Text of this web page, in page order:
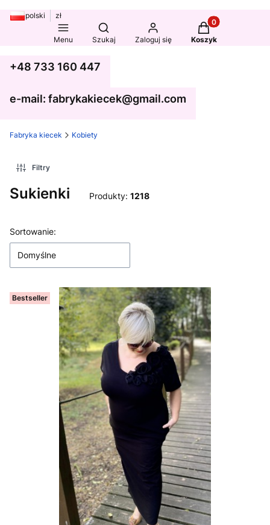
polski zł
Menu
Otwórz wyszukiwarkę
Szukaj Zaloguj się
Produkty w
Koszyk
+48 733 160 447
e-mail: fabrykakiecek@gmail.com
Fabryka kiecek Kobiety
Filtry
Sukienki Produkty: 1218
Lista produktów
Sortowanie:
Domyślne
Bestseller